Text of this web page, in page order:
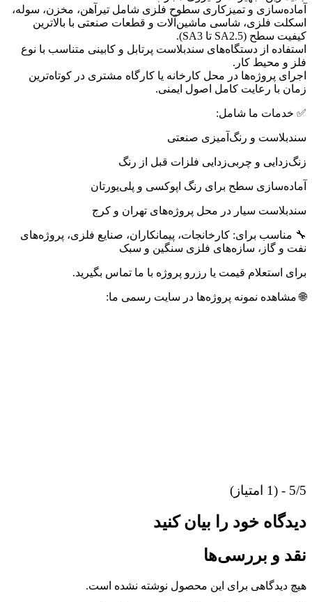
آماده‌سازی و تمیزکاری سطوح فلزی شامل تیرآهن، مخزن، سوله،
اسکلت فلزی، شاسی ماشین‌آلات و قطعات صنعتی با بالاترین
کیفیت سطح (SA2.5 تا SA3).
استفاده از دستگاه‌های سندبلاست پرتابل و کابینی متناسب با نوع
فلز و محیط کار.
اجرای پروژه‌ها در محل کارخانه یا کارگاه مشتری در کوتاه‌ترین
زمان با رعایت کامل اصول ایمنی.
✅ خدمات ما شامل:
سندبلاست و رنگ‌آمیزی صنعتی
زنگ‌زدایی و چربی‌زدایی فلزات قبل از رنگ
آماده‌سازی سطح برای رنگ اپوکسی و پلی‌یورتان
سندبلاست سیار در محل پروژه‌های تهران و کرج
🔧 مناسب برای: کارخانجات، پیمانکاران، صنایع فلزی، پروژه‌های
نفت و گاز، سازه‌های فلزی سنگین و سبک
برای استعلام قیمت یا رزرو پروژه با ما تماس بگیرید.
🌐 مشاهده نمونه پروژه‌ها در سایت رسمی ما:
5/5 - (1 امتیاز)
دیدگاه خود را بیان کنید
نقد و بررسی‌ها
هیچ دیدگاهی برای این محصول نوشته نشده است.